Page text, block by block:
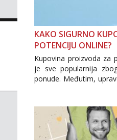
KAKO SIGURNO
POTENCIJU ONLINE?
Kupovina proizvoda za
je sve popularnija
ponude. Međutim,
se pojavljuju i brojni
internetske trgovine te